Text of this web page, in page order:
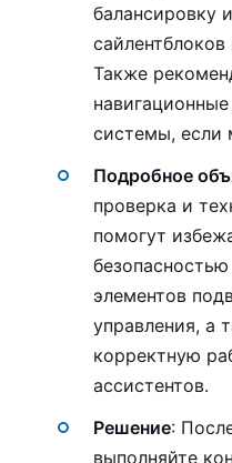
балансировку
Также
системы, если
Подробное
проверка и
помогут
элементов
управления, а
корректную
ассистентов.
Решение:
выполняйте